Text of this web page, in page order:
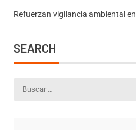
Refuerzan vigilancia ambiental
SEARCH